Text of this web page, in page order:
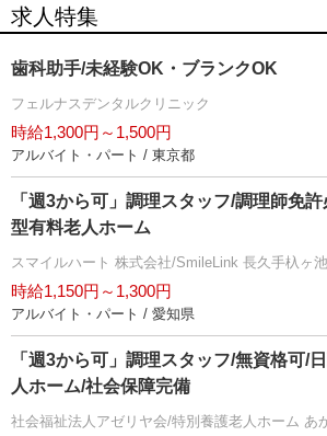
求人特集
歯科助手/未経験OK・ブランクOK
フェルナスデンタルクリニック
時給1,300円～1,500円
アルバイト・パート / 東京都
「週3から可」調理スタッフ/調理師免
型有料老人ホーム
スマイルハート 株式会社/SmileLink 長久手杁ヶ池
時給1,150円～1,300円
アルバイト・パート / 愛知県
「週3から可」調理スタッフ/無資格可/
人ホーム/社会保障完備
社会福祉法人アゼリヤ会/特別養護老人ホーム あ